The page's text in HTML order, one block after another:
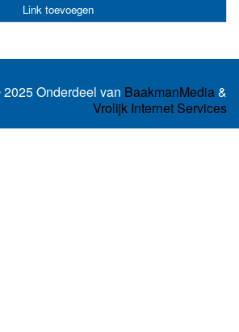
Link toevoegen
Onderdeel van BaakmanMedia&
Vrolijk Internet Services